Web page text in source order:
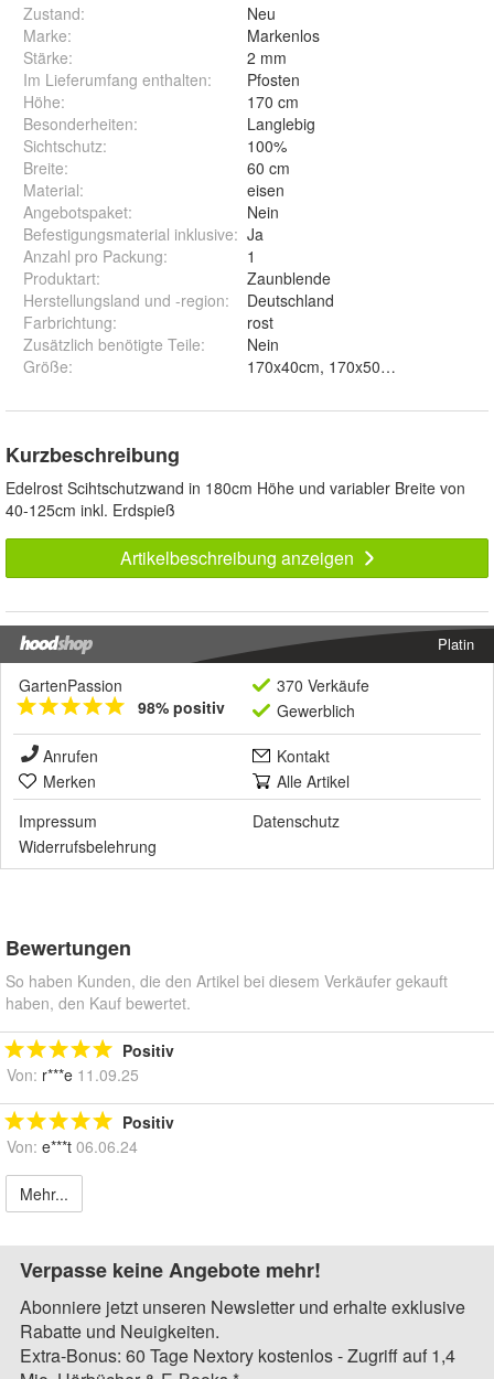
Zustand:
Neu
Marke:
Markenlos
Stärke:
2 mm
Im Lieferumfang enthalten:
Pfosten
Höhe:
170 cm
Besonderheiten:
Langlebig
Sichtschutz:
100%
Breite:
60 cm
Material:
eisen
Angebotspaket:
Nein
Befestigungsmaterial inklusive: Ja
Anzahl pro Packung:
1
Produktart:
Zaunblende
Herstellungsland und -region:
Deutschland
Farbrichtung:
rost
Zusätzlich benötigte Teile:
Nein
Größe:
Kurzbeschreibung
Edelrost Scihtschutzwand in 180cm Höhe und variabler Breite von
40-125cm inkl. Erdspieß
Artikelbeschreibung anzeigen
Platin
GartenPassion
98% positiv
370 Verkäufe
Gewerblich
Anrufen
Kontakt
Merken
Alle Artikel
Impressum
Datenschutz
Widerrufsbelehrung
Bewertungen
So haben Kunden, die den Artikel bei diesem Verkäufer gekauft
haben, den Kauf bewertet.
Positiv
Von: r***e 11.09.25
Positiv
Von: e***t 06.06.24
Mehr...
Verpasse keine Angebote mehr!
Abonniere jetzt unseren Newsletter und erhalte exklusive
Rabatte und Neuigkeiten.
Extra-Bonus: 60 Tage Nextory kostenlos - Zugriff auf 1,4